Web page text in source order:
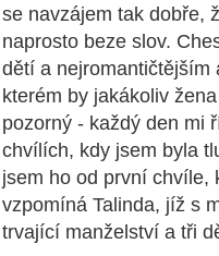
se navzájem tak dobře,
naprosto beze slov.
dětí a nejromantičtějším
kterém by jakákoliv
pozorný - každý den mi
chvílích, kdy jsem byla
jsem ho od první chvíle,
vzpomíná Talinda, jíž s
trvající manželství a tři